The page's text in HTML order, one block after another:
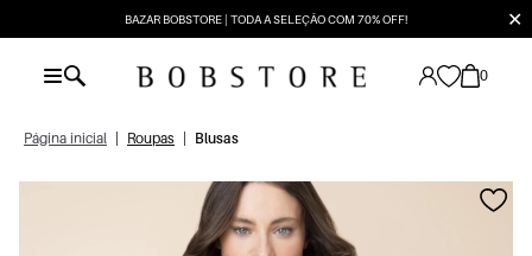
BAZAR BOBSTORE | TODA A SELEÇÃO COM 70% OFF! ✕
0
Página inicial Roupas Blusas